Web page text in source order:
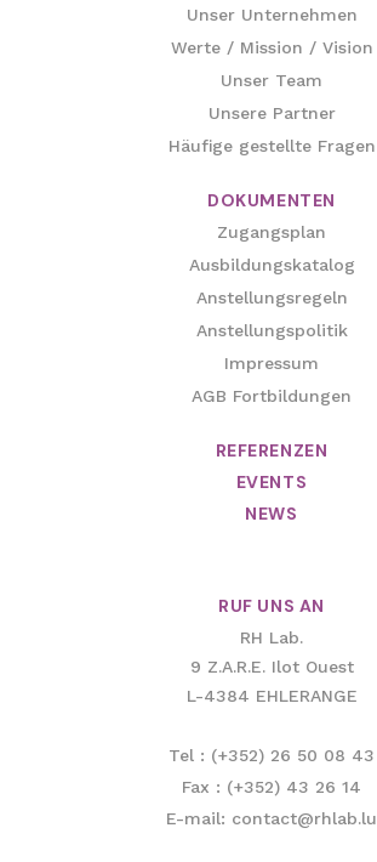
Unser Unternehmen
Werte / Mission / Vision
Unser Team
Unsere Partner
Häufige gestellte Fragen
DOKUMENTEN
Zugangsplan
Ausbildungskatalog
Anstellungsregeln
Anstellungspolitik
Impressum
AGB Fortbildungen
REFERENZEN
EVENTS
NEWS
RUF UNS AN
RH Lab.
9 Z.A.R.E. Ilot Ouest
L-4384 EHLERANGE
Tel : (+352) 26 50 08 43
Fax : (+352) 43 26 14
E-mail: contact@rhlab.lu